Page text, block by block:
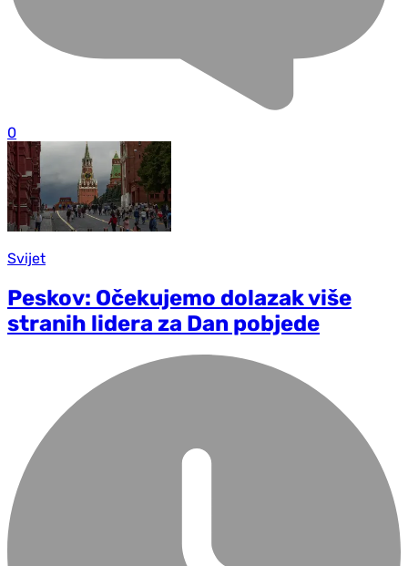
0
Svijet
Peskov: Očekujemo dolazak više
stranih lidera za Dan pobjede